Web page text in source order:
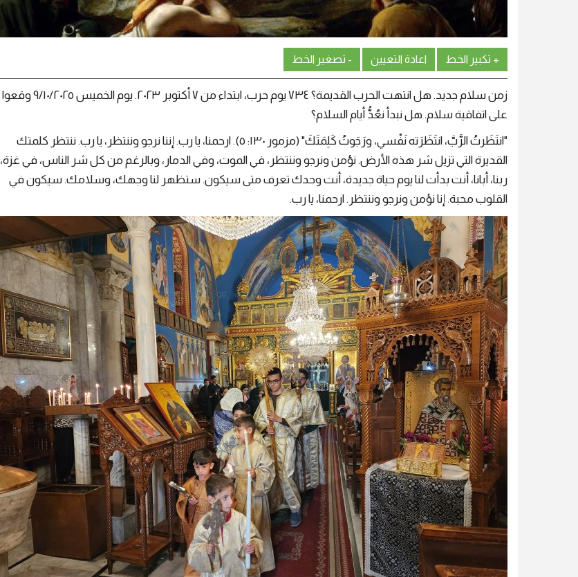
+ تكبير الخط اعادة التعيين - تصغير الخط
زمن سلام جديد. هل انتهت الحرب القديمة؟ ٧٣٤ يوم حرب، ابتداء من ٧ أكتوبر ٢٠٢٣. يوم الخميس ٩/١٠/٢٠٢٥ وقعوا
على اتفاقية سلام. هل نبدأ نعُدُّ أيام السلام؟
"انتَظَرتُ الرَّبَّ، انتَظَرَته نَفْسي، ورَجَوتُ كَلِمَتَكَ" (مزمور ١٣٠: ٥). ارحمنا، يا رب. إننا نرجو وننتظر، يا رب. ننتظر كلمتك
القديرة التي تزيل شر هذه الأرض. نؤمن ونرجو وننتظر، في الموت، وفي الدمار، وبالرغم من كل شر الناس، في غزة،
ربنا، أبانا، أنت بدأت لنا يوم حياة جديدة، أنت وحدك تعرف متى سيكون. ستظهر لنا وجهك، وسلامك. سيكون في
القلوب محبة. إنا نؤمن ونرجو وننتظر. ارحمنا، يا رب.